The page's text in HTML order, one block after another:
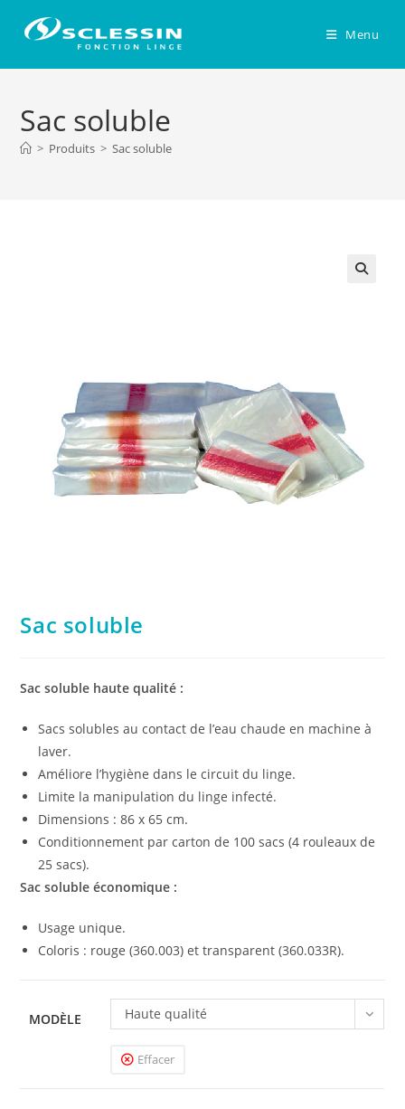
Menu
Sac soluble
> Produits > Sac soluble
Sac soluble
Sac soluble haute qualité :
Sacs solubles au contact de l’eau chaude en machine à
laver.
Améliore l’hygiène dans le circuit du linge.
Limite la manipulation du linge infecté.
Dimensions : 86 x 65 cm.
Conditionnement par carton de 100 sacs (4 rouleaux de
25 sacs).
Sac soluble économique :
Usage unique.
Coloris : rouge (360.003) et transparent (360.033R).
MODÈLE Haute qualité
Effacer